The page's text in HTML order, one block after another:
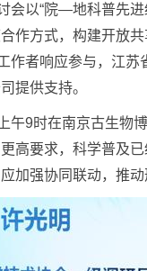
会以“院—地科普先
作方式，构建开放
作者响应参与，江
提供支持。
午9时在南京古生物
高要求，科学普及
加强协同联动，推